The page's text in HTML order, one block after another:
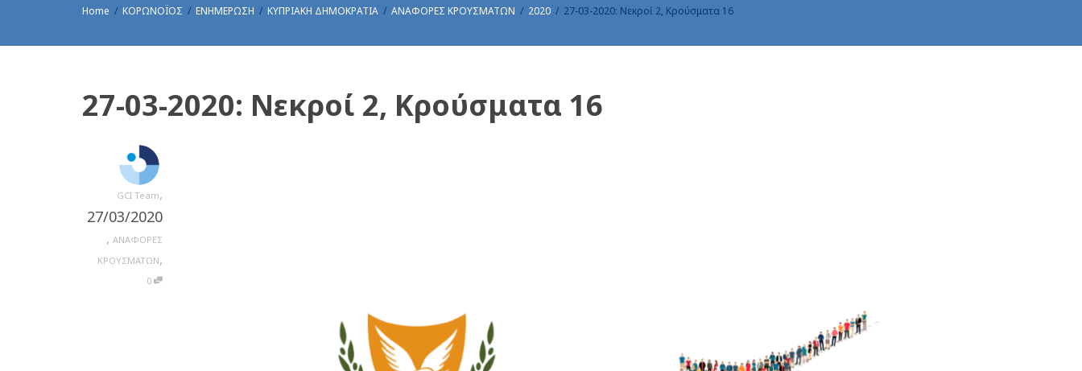
Home ΚΟΡΩΝΟΪΟΣ ΕΝΗΜΕΡΩΣΗ ΚΥΠΡΙΑΚΗ ΔΗΜΟΚΡΑΤΙΑ ΑΝΑΦΟΡΕΣ ΚΡΟΥΣΜΑΤΩΝ 2020 27-03-2020: Νεκροί 2, Κρούσματα 16
27-03-2020: Νεκροί 2, Κρούσματα 16
GCI Team,
27/03/2020
, ΑΝΑΦΟΡΕΣ
ΚΡΟΥΣΜΑΤΩΝ,
0